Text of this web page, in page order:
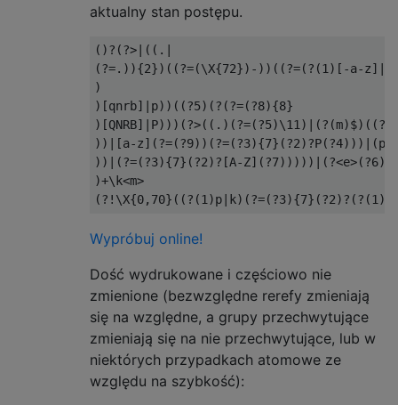
aktualny stan postępu.
()?(?>|((.|
(?=.)){2})((?=(\X{72})-))((?=(?(1)[-a-
)
)[qnrb]|p))((?5)(?(?=(?8){8}
))|[a-
))|(?=(?3){7}(?2)?[A-
)+\k<m>
Wypróbuj online!
Dość wydrukowane i częściowo nie
zmienione (bezwzględne rerefy zmieniają
się na względne, a grupy przechwytujące
zmieniają się na nie przechwytujące, lub w
niektórych przypadkach atomowe ze
względu na szybkość):